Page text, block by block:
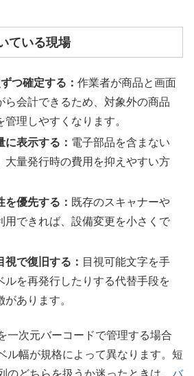
ている現場
つ確定する：作業者が商品と画面
ら会計できるため、対象外の商品
管理しやすくなります。
表示する： 電子部品を含まない
大量発行時の費用を抑えやすい方
優先する： 既存のスキャナーや
用できれば、設備変更を小さくで
で復旧する： 目視可能文字を手
ルを再発行したりする代替手段を
あります。
一次元バーコードで管理する場合
ル幅が規格によって異なります。短
のどちらを扱うか迷ったときは、 バ